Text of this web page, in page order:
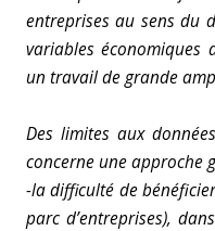
entreprises au sens du
variables économiques
un travail de grande
Des limites aux
concerne une approche
-la difficulté de
parc d’entreprises),